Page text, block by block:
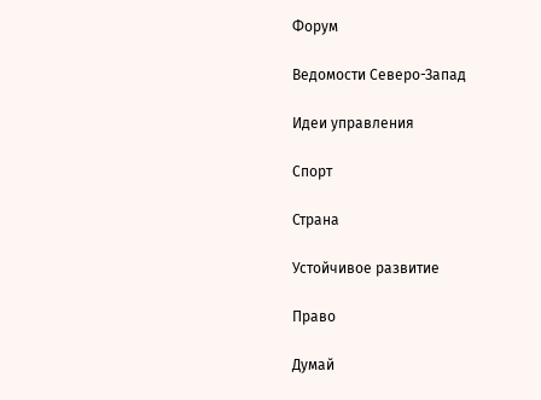
Форум
Ведомости Северо-Запад
Идеи управления
Спорт
Страна
Устойчивое развитие
Право
Думай